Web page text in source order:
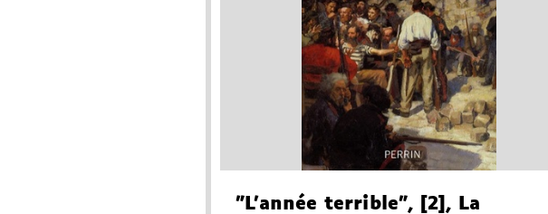
"L'année terrible", [2] , La